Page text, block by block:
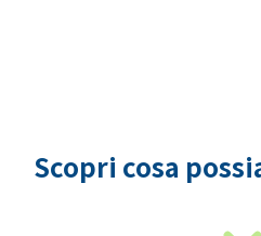
Scopri cosa